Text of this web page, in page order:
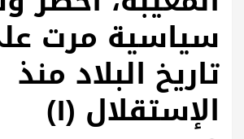
سياسية مرت
تاريخ البلاد منذ
الإستقلال (١)